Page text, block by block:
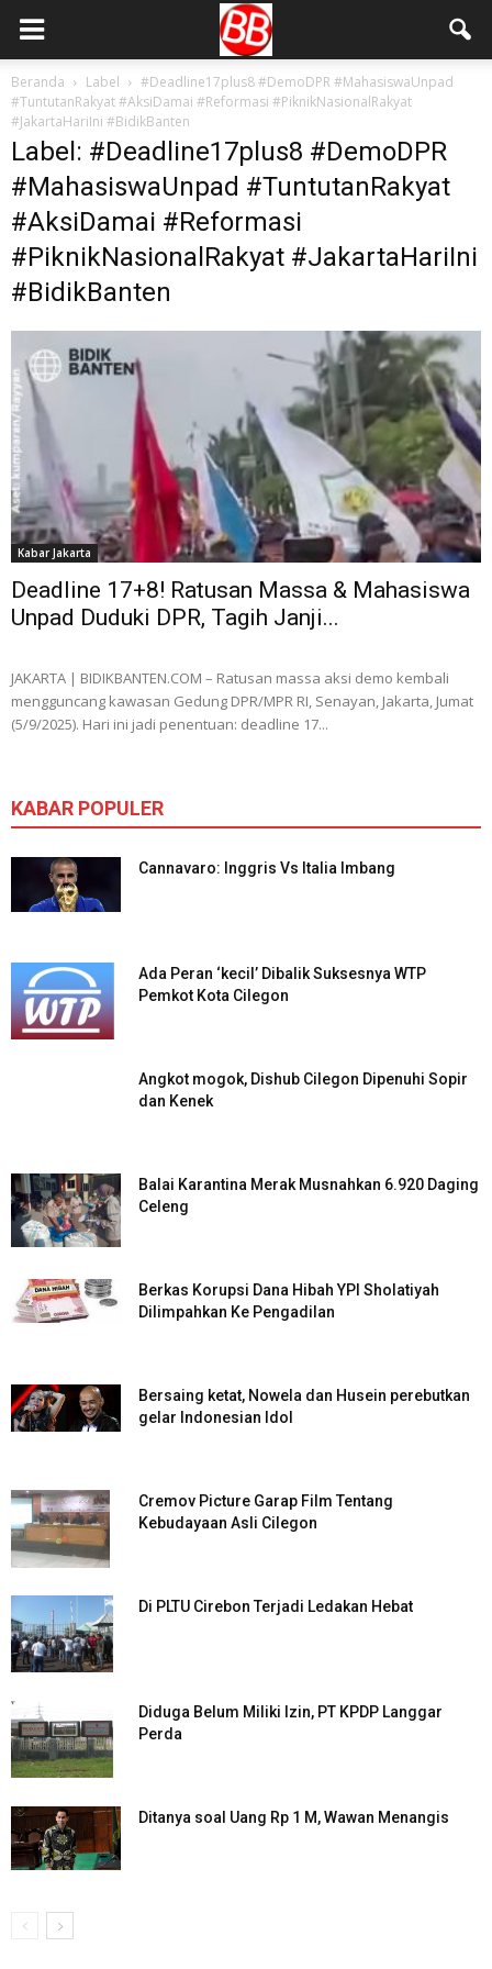
Beranda Label
#Deadline17plus8 #DemoDPR #MahasiswaUnpad
#TuntutanRakyat #AksiDamai #Reformasi #PiknikNasionalRakyat
#JakartaHariIni #BidikBanten
Label: #Deadline17plus8 #DemoDPR
#MahasiswaUnpad #TuntutanRakyat
#AksiDamai #Reformasi
#PiknikNasionalRakyat #JakartaHariIni
#BidikBanten
Kabar Jakarta
Deadline 17+8! Ratusan Massa & Mahasiswa
Unpad Duduki DPR, Tagih Janji...
JAKARTA | BIDIKBANTEN.COM – Ratusan massa aksi demo kembali
mengguncang kawasan Gedung DPR/MPR RI, Senayan, Jakarta, Jumat
(5/9/2025). Hari ini jadi penentuan: deadline 17...
KABAR POPULER
Cannavaro: Inggris Vs Italia Imbang
Ada Peran ‘kecil’ Dibalik Suksesnya WTP
Pemkot Kota Cilegon
Angkot mogok, Dishub Cilegon Dipenuhi Sopir
dan Kenek
Balai Karantina Merak Musnahkan 6.920 Daging
Celeng
Berkas Korupsi Dana Hibah YPI Sholatiyah
Dilimpahkan Ke Pengadilan
Bersaing ketat, Nowela dan Husein perebutkan
gelar Indonesian Idol
Cremov Picture Garap Film Tentang
Kebudayaan Asli Cilegon
Di PLTU Cirebon Terjadi Ledakan Hebat
Diduga Belum Miliki Izin, PT KPDP Langgar
Perda
Ditanya soal Uang Rp 1 M, Wawan Menangis